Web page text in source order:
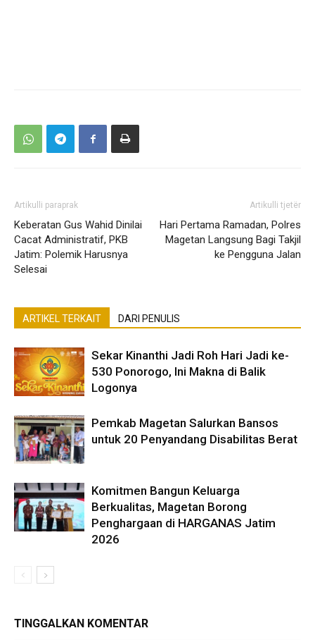
Artikulli paraprak
Keberatan Gus Wahid Dinilai
Cacat Administratif, PKB
Jatim: Polemik Harusnya
Selesai
Artikulli tjetër
Hari Pertama Ramadan, Polres
Magetan Langsung Bagi Takjil
ke Pengguna Jalan
ARTIKEL TERKAIT DARI PENULIS
Sekar Kinanthi Jadi Roh Hari Jadi ke-
530 Ponorogo, Ini Makna di Balik
Logonya
Pemkab Magetan Salurkan Bansos
untuk 20 Penyandang Disabilitas Berat
Komitmen Bangun Keluarga
Berkualitas, Magetan Borong
Penghargaan di HARGANAS Jatim
2026
TINGGALKAN KOMENTAR